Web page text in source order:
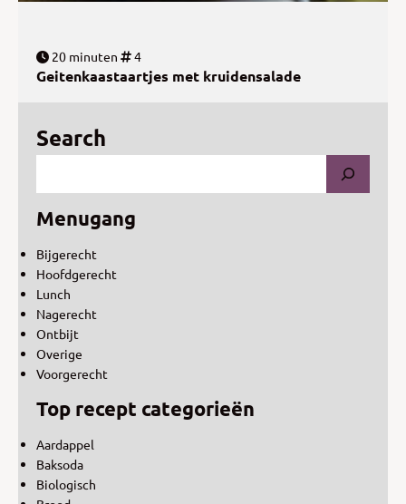
20 minuten 4
Geitenkaastaartjes met kruidensalade
Search
Menugang
Bijgerecht
Hoofdgerecht
Lunch
Nagerecht
Ontbijt
Overige
Voorgerecht
Top recept categorieën
Aardappel
Baksoda
Biologisch